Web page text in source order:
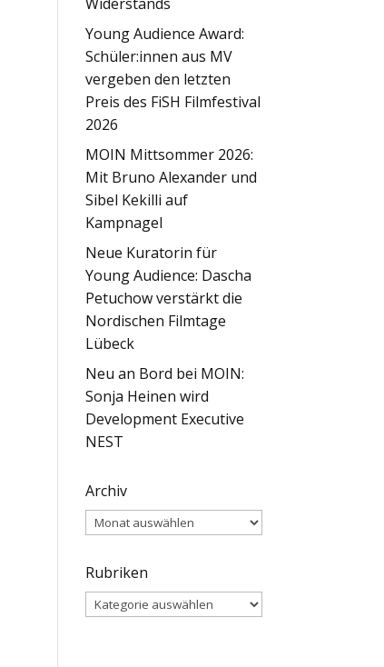
Young Audience Award:
Schüler:innen aus MV
vergeben den letzten
Preis des FiSH Filmfestival
2026
MOIN Mittsommer 2026:
Mit Bruno Alexander und
Sibel Kekilli auf
Kampnagel
Neue Kuratorin für
Young Audience: Dascha
Petuchow verstärkt die
Nordischen Filmtage
Lübeck
Neu an Bord bei MOIN:
Sonja Heinen wird
Development Executive
NEST
Archiv
Archiv
Rubriken
Rubriken